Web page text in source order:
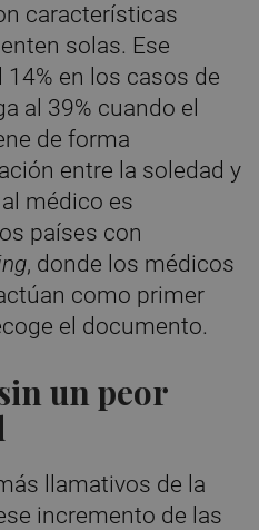
características
solas. Ese
en los casos de
al 39% cuando el
de forma
entre la soledad y
médico es
países con
, donde los médicos
como primer
el documento.
un peor
llamativos de la
incremento de las